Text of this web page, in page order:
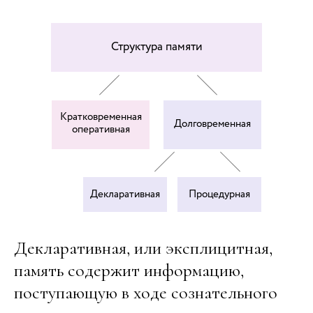
Структура памяти
Кратковременная
оперативная
Долговременная
Декларативная Процедурная
Декларативная, или эксплицитная,
память содержит информацию,
поступающую в ходе сознательного